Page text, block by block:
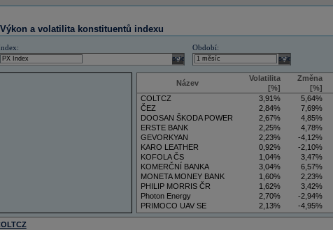
Výkon a volatilita konstituentů indexu
select
Období:
select
Název
Volatilita
[%]
Změna
[%]
COLTCZ
3,91%
5,64%
ČEZ
2,84%
7,69%
DOOSAN ŠKODA POWER
2,67%
4,85%
ERSTE BANK
2,25%
4,78%
GEVORKYAN
2,23%
-4,12%
KARO LEATHER
0,92%
-2,10%
KOFOLA ČS
1,04%
3,47%
KOMERČNÍ BANKA
3,04%
6,57%
MONETA MONEY BANK
1,60%
2,23%
PHILIP MORRIS ČR
1,62%
3,42%
Photon Energy
2,70%
-2,94%
PRIMOCO UAV SE
2,13%
-4,95%
VIG
4,09%
11,61%